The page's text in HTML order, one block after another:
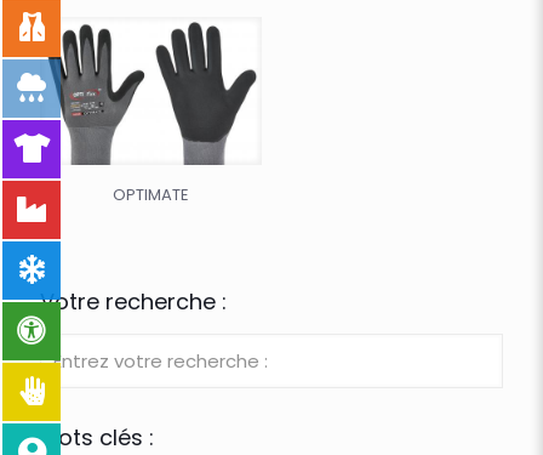
OPTIMATE
Votre recherche :
Mots clés :